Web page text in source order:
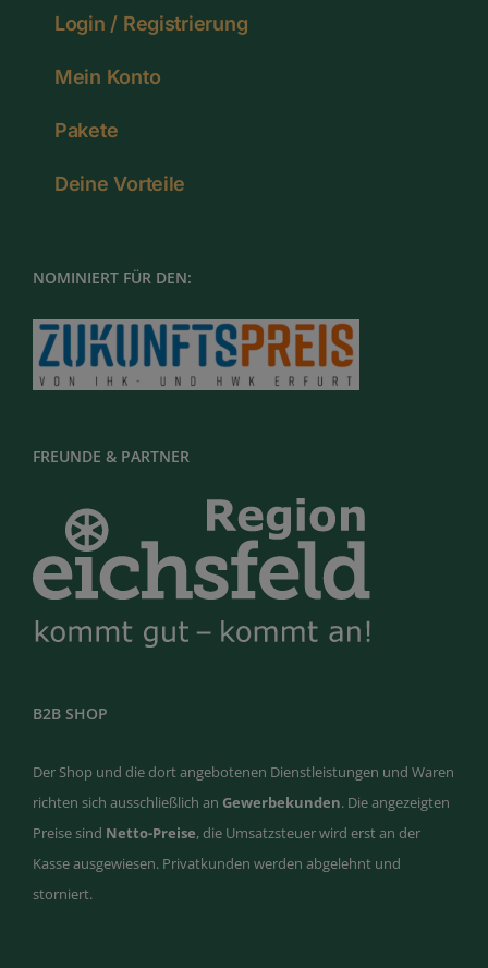
Login / Registrierung
Mein Konto
Pakete
Deine Vorteile
NOMINIERT FÜR DEN:
FREUNDE & PARTNER
B2B SHOP
Der Shop und die dort angebotenen Dienstleistungen und Waren
richten sich ausschließlich an Gewerbekunden. Die angezeigten
Preise sind Netto-Preise, die Umsatzsteuer wird erst an der
Kasse ausgewiesen. Privatkunden werden abgelehnt und
storniert.